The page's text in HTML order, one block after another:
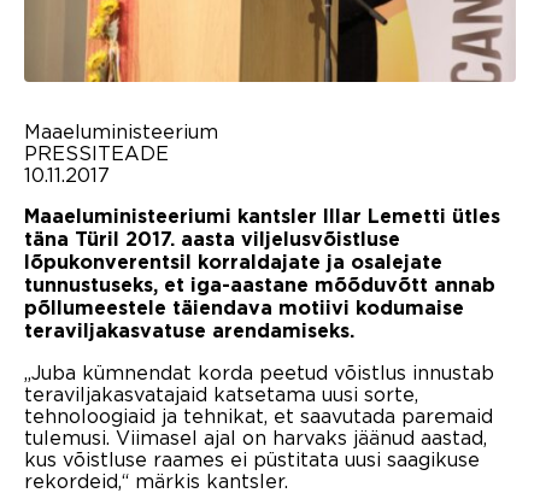
Maaeluministeerium
PRESSITEADE
10.11.2017
Maaeluministeeriumi kantsler Illar Lemetti ütles
täna Türil 2017. aasta viljelusvõistluse
lõpukonverentsil korraldajate ja osalejate
tunnustuseks, et iga-aastane mõõduvõtt annab
põllumeestele täiendava motiivi kodumaise
teraviljakasvatuse arendamiseks.
„Juba kümnendat korda peetud võistlus innustab
teraviljakasvatajaid katsetama uusi sorte,
tehnoloogiaid ja tehnikat, et saavutada paremaid
tulemusi. Viimasel ajal on harvaks jäänud aastad,
kus võistluse raames ei püstitata uusi saagikuse
rekordeid,“ märkis kantsler.